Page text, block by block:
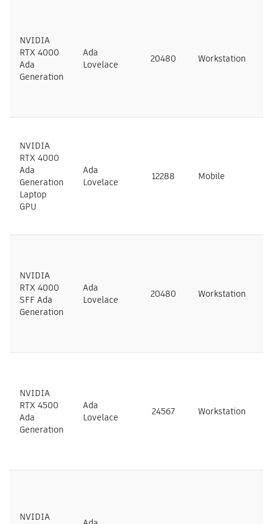
NVIDIA
RTX 4000
Ada
Generation
Ada
Lovelace
20480 Workstation
NVIDIA
RTX 4000
Ada
Generation
Laptop
GPU
Ada
Lovelace
12288 Mobile
NVIDIA
RTX 4000
SFF Ada
Generation
Ada
Lovelace
20480 Workstation
NVIDIA
RTX 4500
Ada
Generation
Ada
Lovelace
24567 Workstation
NVIDIA